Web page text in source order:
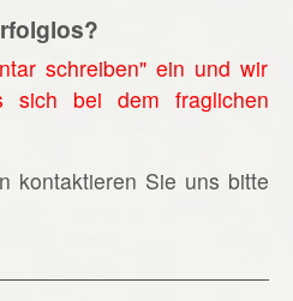
schreiben" ein und wir
sich bei dem fraglichen
kontaktieren Sie uns bitte